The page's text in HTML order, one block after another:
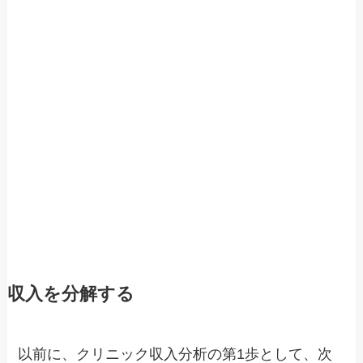
収入を分解する
以前に、クリニック収入分析の第1歩として、次